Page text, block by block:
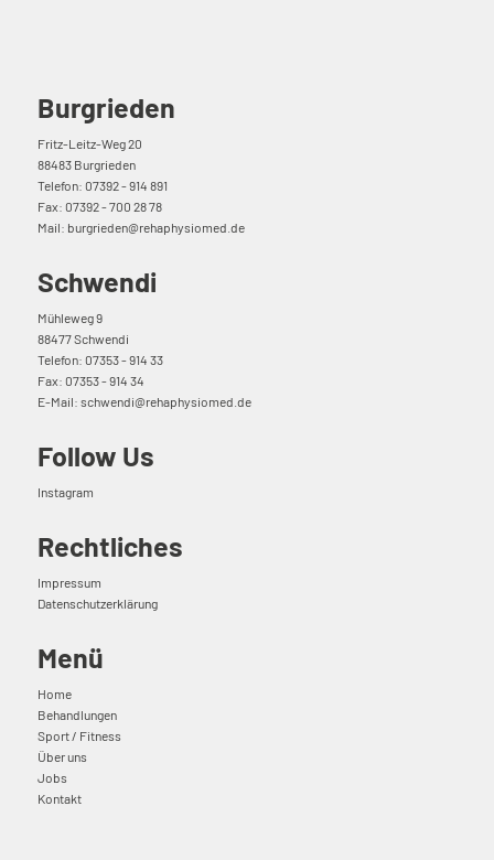
Burgrieden
Fritz-Leitz-Weg 20
88483 Burgrieden
Telefon: 07392 - 914 891
Fax: 07392 - 700 28 78
Mail: burgrieden@rehaphysiomed.de
Schwendi
Mühleweg 9
88477 Schwendi
Telefon: 07353 - 914 33
Fax: 07353 - 914 34
E-Mail:schwendi@rehaphysiomed.de
Follow Us
Instagram
Rechtliches
Impressum
Datenschutzerklärung
Menü
Home
Behandlungen
Sport / Fitness
Über uns
Jobs
Kontakt